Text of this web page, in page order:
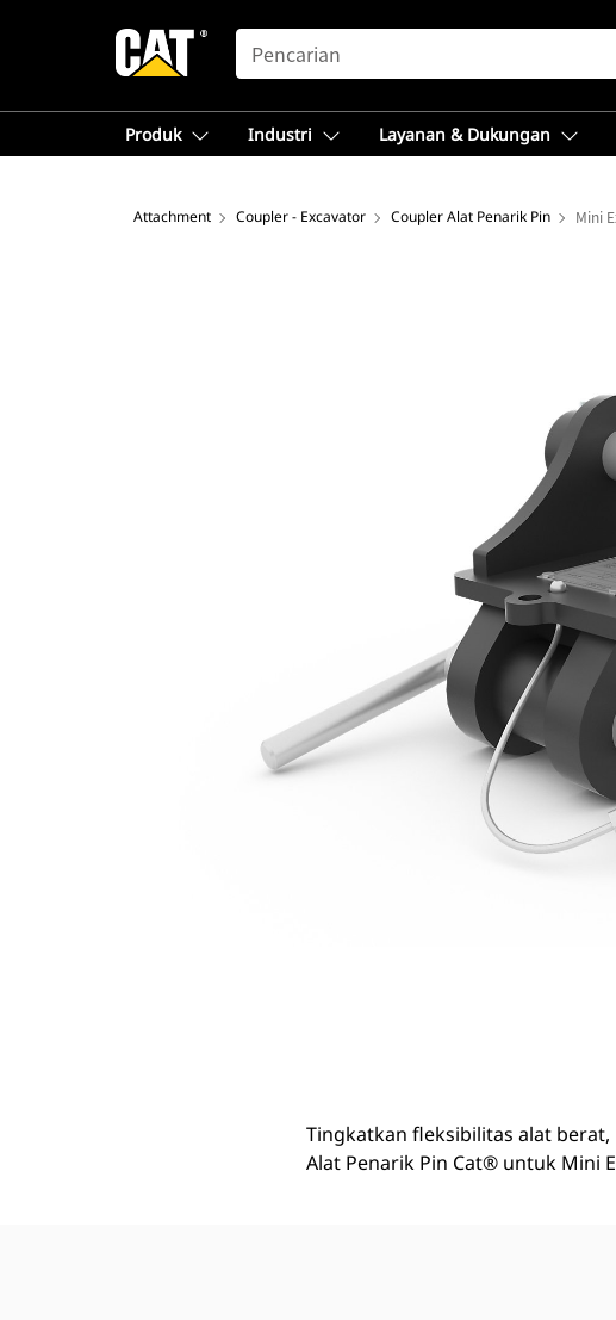
SEARCH
Produk Industri Layanan & Dukungan
Attachment Coupler - Excavator Coupler Alat Penarik Pin Mini
Tingkatkan fleksibilitas alat
Alat Penarik Pin Cat® untuk Mini